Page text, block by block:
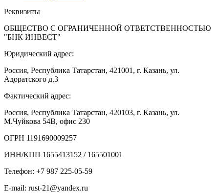
Реквизиты
ОБЩЕСТВО С ОГРАНИЧЕННОЙ ОТВЕТСТВЕННОСТЬЮ
"БНК ИНВЕСТ"
Юридический адрес:
Россия, Республика Татарстан, 421001, г. Казань, ул.
Адоратского д.3
Фактический адрес:
Россия, Республика Татарстан, 420103, г. Казань, ул.
М.Чуйкова 54В, офис 230
ОГРН 1191690009257
ИНН/КПП 1655413152 / 165501001
Телефон: +7 987 225-05-59
E-mail: rust-21@yandex.ru